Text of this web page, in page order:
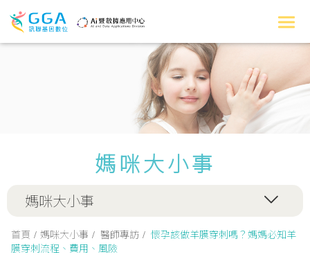
媽咪大小事
媽咪大小事
首頁 媽咪大小事 醫師專訪
懷孕該做羊膜穿刺嗎？媽媽必知羊
膜穿刺流程、費用、風險